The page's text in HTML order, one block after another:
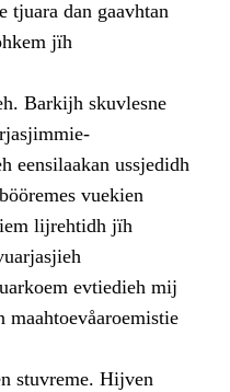
tjuara dan gaavhtan
jïh
Barkijh skuvlesne
eensilaakan ussjedidh
vuekien
lijrehtidh jïh
evtiedieh mij
maahtoevåaroemistie
stuvreme. Hijven